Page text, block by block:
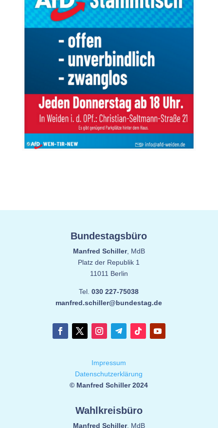
Bundestagsbüro
Manfred Schiller, MdB
Platz der Republik 1
11011 Berlin
Tel.030 227-75038
manfred.schiller@bundestag.de
Impressum
Datenschutzerklärung
© Manfred Schiller 2024
Wahlkreisbüro
Manfred Schiller, MdB